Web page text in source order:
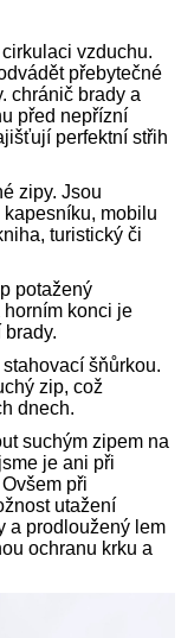
vzduchu.
přebytečné
chránič brady a
před nepřízní
perfektní střih
zipy. Jsou
mobilu
turistický či
potažený
konci je
šňůrkou.
zip, což
dnech.
suchým zipem na
je ani při
při
utažení
a prodloužený lem
ochranu krku a